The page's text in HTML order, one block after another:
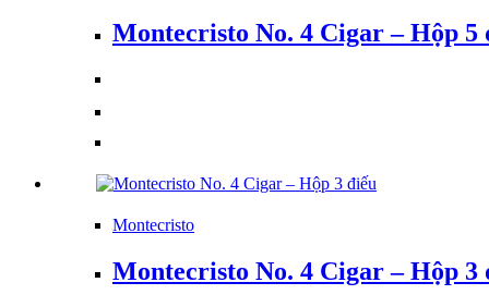
Montecristo No. 4 Cigar – Hộp 5
Montecristo
Montecristo No. 4 Cigar – Hộp 3